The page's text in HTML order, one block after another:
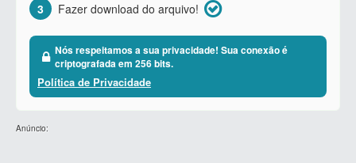
3
Fazer download do arquivo!
Nós respeitamos a sua privacidade! Sua conexão é
criptografada em 256 bits.
Política de Privacidade
Anúncio: